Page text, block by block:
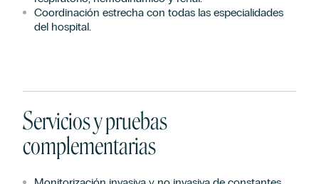
Coordinación estrecha con todas las especialidades
del hospital.
Servicios y pruebas
complementarias